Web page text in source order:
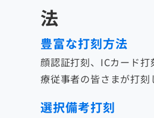
法
豊富な打刻方法
顔認証打刻、ICカード
療従事者の皆さまが打刻
選択備考打刻